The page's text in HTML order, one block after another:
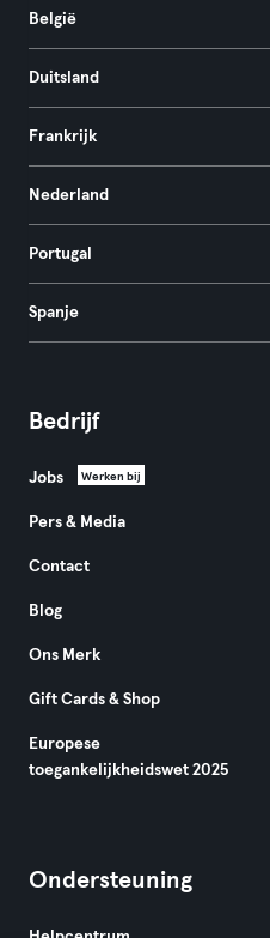
België
Duitsland
Frankrijk
Nederland
Portugal
Spanje
Bedrijf
Jobs Werken bij
Pers & Media
Contact
Blog
Ons Merk
Gift Cards & Shop
Europese
toegankelijkheidswet 2025
Ondersteuning